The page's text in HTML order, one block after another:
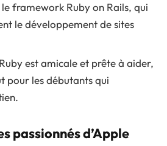
framework Ruby on Rails, qui
le développement de sites
est amicale et prête à aider,
pour les débutants qui
passionnés d’Apple